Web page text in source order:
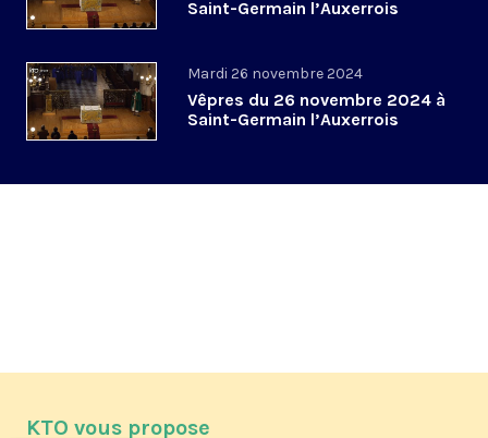
Saint-Germain l’Auxerrois
Mardi 26 novembre 2024
Vêpres du 26 novembre 2024 à
Saint-Germain l’Auxerrois
KTO vous propose